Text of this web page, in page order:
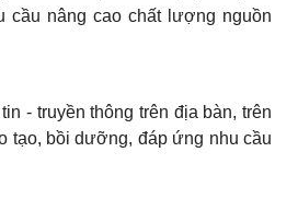
cầu nâng cao chất lượng nguồn
- truyền thông trên địa bàn, trên
tạo, bồi dưỡng, đáp ứng nhu cầu